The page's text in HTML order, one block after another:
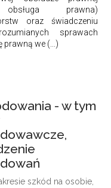
prawna)
oraz świadczeniu
sprawach
we (...)
- w tym
szkód na osobie,